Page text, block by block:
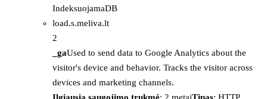
IndeksuojamaDB
load.s.meliva.lt
2
_gaUsed to send data to Google Analytics about the
visitor's device and behavior. Tracks the visitor across
devices and marketing channels.
Ilgiausia saugojimo trukmė: 2 metaiTipas: HTTP